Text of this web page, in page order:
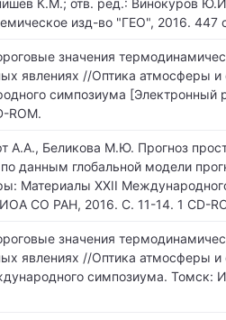
К.М.; отв. ред.: Винокуров
изд-во "ГЕО", 2016. 447
значения
явлениях //Оптика атмосферы и
симпозиума [Электронный
ROM.
А.А., Беликова М.Ю. Прогноз
данным глобальной модели
Материалы XXII
СО РАН, 2016. С. 11-14. 1 CD-
значения
явлениях //Оптика атмосферы и
симпозиума.